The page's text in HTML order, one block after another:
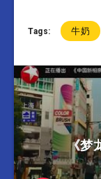
Tags: 牛奶
《梦